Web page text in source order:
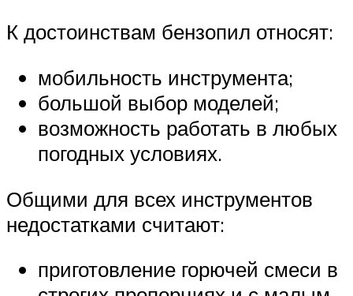
К достоинствам бензопил относят:
мобильность инструмента;
большой выбор моделей;
возможность работать в любых
погодных условиях.
Общими для всех инструментов
недостатками считают:
приготовление горючей смеси в